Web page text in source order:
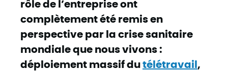
rôle de l’entreprise ont
complètement été remis en
perspective par la crise sanitaire
mondiale que nous vivons :
déploiement massif dutélétravail,